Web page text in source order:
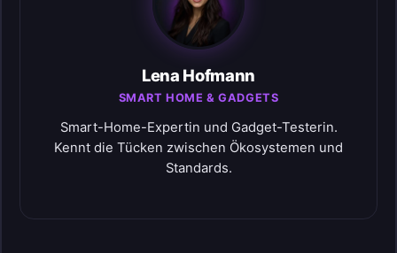
Lena Hofmann
SMART HOME & GADGETS
Smart-Home-Expertin und Gadget-Testerin.
Kennt die Tücken zwischen Ökosystemen und
Standards.